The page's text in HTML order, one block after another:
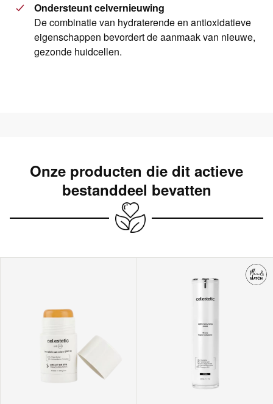
Ondersteunt celvernieuwing
De combinatie van hydraterende en antioxidatieve
eigenschappen bevordert de aanmaak van nieuwe,
gezonde huidcellen.
Onze producten die dit actieve
bestanddeel bevatten